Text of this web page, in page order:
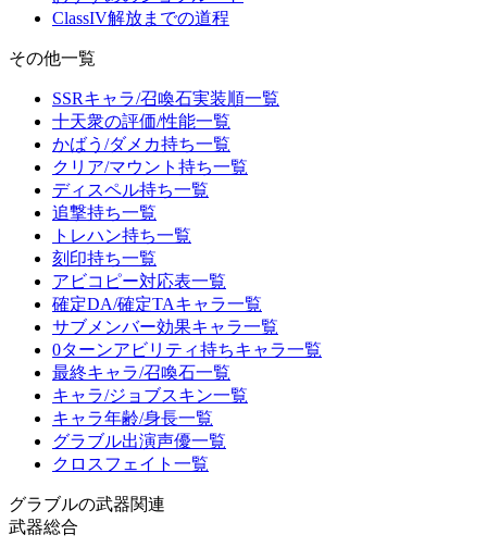
ClassIV解放までの道程
その他一覧
SSRキャラ/召喚石実装順一覧
十天衆の評価/性能一覧
かばう/ダメカ持ち一覧
クリア/マウント持ち一覧
ディスペル持ち一覧
追撃持ち一覧
トレハン持ち一覧
刻印持ち一覧
アビコピー対応表一覧
確定DA/確定TAキャラ一覧
サブメンバー効果キャラ一覧
0ターンアビリティ持ちキャラ一覧
最終キャラ/召喚石一覧
キャラ/ジョブスキン一覧
キャラ年齢/身長一覧
グラブル出演声優一覧
クロスフェイト一覧
グラブルの武器関連
武器総合